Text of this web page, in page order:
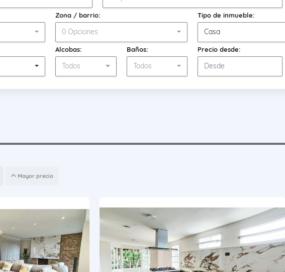
Zona / barrio:
0 Opciones
Tipo de inmueble:
Casa
Alcobas:
Todos
Baños:
Todos
Precio desde:
Mayor precio